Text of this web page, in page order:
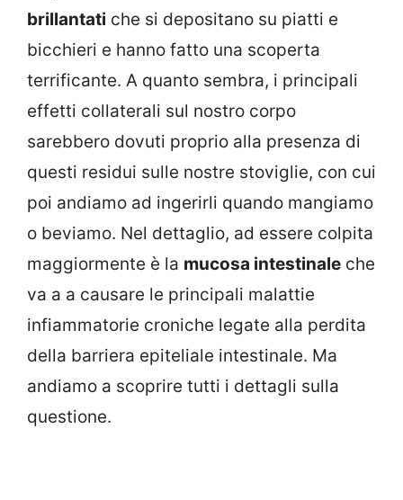
brillantati che si depositano su piatti e
bicchieri e hanno fatto una scoperta
terrificante. A quanto sembra, i principali
effetti collaterali sul nostro corpo
sarebbero dovuti proprio alla presenza di
questi residui sulle nostre stoviglie, con cui
poi andiamo ad ingerirli quando mangiamo
o beviamo. Nel dettaglio, ad essere colpita
maggiormente è la mucosa intestinale che
va a a causare le principali malattie
infiammatorie croniche legate alla perdita
della barriera epiteliale intestinale. Ma
andiamo a scoprire tutti i dettagli sulla
questione.